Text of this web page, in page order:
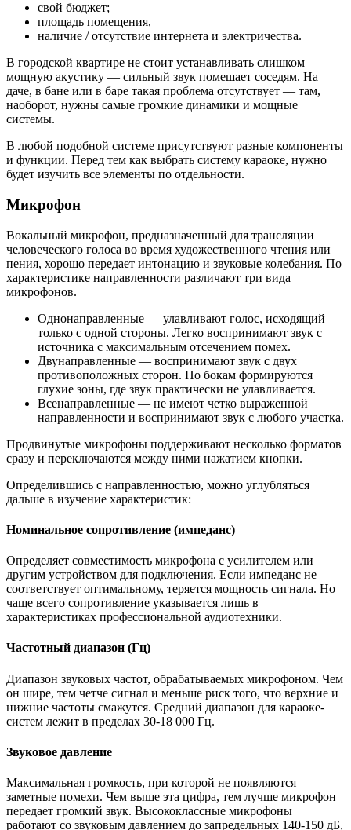
свой бюджет;
площадь помещения,
наличие / отсутствие интернета и электричества.
В городской квартире не стоит устанавливать слишком
мощную акустику — сильный звук помешает соседям. На
даче, в бане или в баре такая проблема отсутствует — там,
наоборот, нужны самые громкие динамики и мощные
системы.
В любой подобной системе присутствуют разные компоненты
и функции. Перед тем как выбрать систему караоке, нужно
будет изучить все элементы по отдельности.
Микрофон
Вокальный микрофон, предназначенный для трансляции
человеческого голоса во время художественного чтения или
пения, хорошо передает интонацию и звуковые колебания. По
характеристике направленности различают три вида
микрофонов.
Однонаправленные — улавливают голос, исходящий
только с одной стороны. Легко воспринимают звук с
источника с максимальным отсечением помех.
Двунаправленные — воспринимают звук с двух
противоположных сторон. По бокам формируются
глухие зоны, где звук практически не улавливается.
Всенаправленные — не имеют четко выраженной
направленности и воспринимают звук с любого участка.
Продвинутые микрофоны поддерживают несколько форматов
сразу и переключаются между ними нажатием кнопки.
Определившись с направленностью, можно углубляться
дальше в изучение характеристик:
Номинальное сопротивление (импеданс)
Определяет совместимость микрофона с усилителем или
другим устройством для подключения. Если импеданс не
соответствует оптимальному, теряется мощность сигнала. Но
чаще всего сопротивление указывается лишь в
характеристиках профессиональной аудиотехники.
Частотный диапазон (Гц)
Диапазон звуковых частот, обрабатываемых микрофоном. Чем
он шире, тем четче сигнал и меньше риск того, что верхние и
нижние частоты смажутся. Средний диапазон для караоке-
систем лежит в пределах 30-18 000 Гц.
Звуковое давление
Максимальная громкость, при которой не появляются
заметные помехи. Чем выше эта цифра, тем лучше микрофон
передает громкий звук. Высококлассные микрофоны
работают со звуковым давлением до запредельных 140-150 дБ,